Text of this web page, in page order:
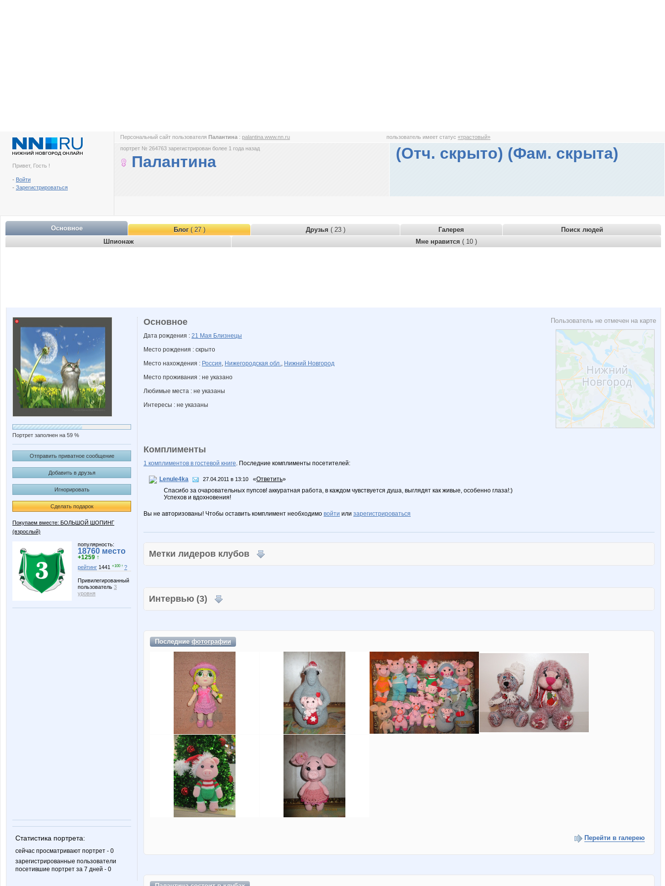
Привет, Гость !
- Войти
- Зарегистрироваться
Персональный сайт пользователя Палантина : palantina.www.nn.ru пользователь имеет статус«трастовый»
портрет № 264763 зарегистрирован более 1 года назад
Палантина (Отч. скрыто) (Фам. скрыта)
Основное Блог( 27 ) Друзья ( 23 ) Галерея
Поиск людей
Шпионаж
Мне нравится ( 10 )
Портрет заполнен на 59 %
Отправить приватное сообщение
Добавить в друзья
Игнорировать
Сделать подарок
Покупаем вместе: БОЛЬШОЙ ШОПИНГ
(взрослый)
популярность:
18760 место
+1259 ↑
рейтинг 1441 +100 ↑ ?
Привилегированный
пользователь 3
уровня
Статистика портрета:
сейчас просматривают портрет - 0
зарегистрированные пользователи
посетившие портрет за 7 дней - 0
Пользователь не отмечен на карте
Основное
Дата рождения : 21 Мая Близнецы
Место рождения : скрыто
Место нахождения : Россия, Нижегородская обл., Нижний Новгород
Место проживания : не указано
Любимые места : не указаны
Интересы : не указаны
Комплименты
1 комплиментов в гостевой книге. Последние комплименты посетителей:
Lenule4ka 27.04.2011 в 13:10 «Ответить»
Спасибо за очаровательных пупсов! аккуратная работа, в каждом чувствуется душа, выглядят как живые, особенно глаза!:)
Успехов и вдохновения!
Вы не авторизованы! Чтобы оставить комплимент необходимо войти или зарегистрироваться
Метки лидеров клубов
Интервью (3)
Последниефотографии
Перейти в галерею